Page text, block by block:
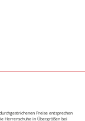
Preise entsprechen
Herrenschuhe in Übergrößenbei